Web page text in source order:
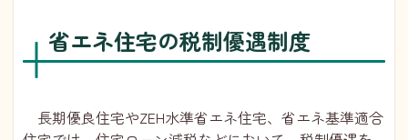
省エネ住宅の税制優遇制度
長期優良住宅やZEH水準省エネ住宅、省エネ基準適合